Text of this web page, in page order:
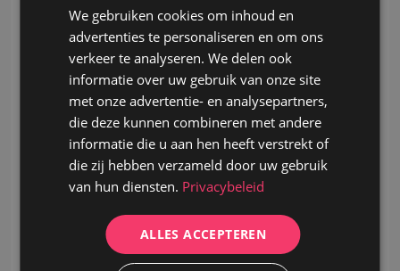
oplossingen op een begrijpelijke en
commerciële manier toe.
- Je maakt inhoudelijk offertes op en volgt
deze verder op bij de klant.
- Je onderhandelt over prijzen en
voorwaarden binnen de afgesproken
commerciële krijtlijnen.
- Je begeleidt het commerciële traject van
eerste contact tot verkoop.
- Bij grotere of technisch complexere
projecten schakel je projectmanagers en
technische collega's in.
We gebruiken cookies om inhoud en
advertenties te personaliseren en om ons
verkeer te analyseren. We delen ook
informatie over uw gebruik van onze site
met onze advertentie- en analysepartners,
die deze kunnen combineren met andere
informatie die u aan hen heeft verstrekt of
die zij hebben verzameld door uw gebruik
van hun diensten. Privacybeleid
ALLES ACCEPTEREN